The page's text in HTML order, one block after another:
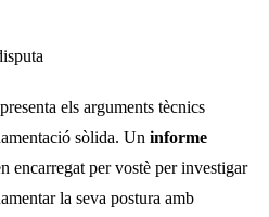
els arguments tècnics
sòlida. Un informe
encarregat per vostè per investigar
la seva postura amb